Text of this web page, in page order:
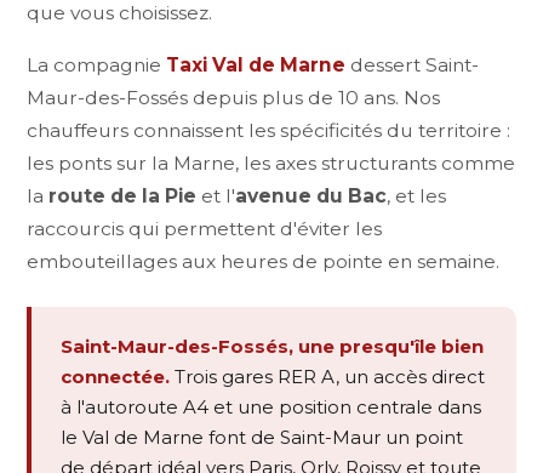
que vous choisissez.
La compagnie Taxi Val de Marne dessert Saint-
Maur-des-Fossés depuis plus de 10 ans. Nos
chauffeurs connaissent les spécificités du territoire :
les ponts sur la Marne, les axes structurants comme
la route de la Pie et l'avenue du Bac, et les
raccourcis qui permettent d'éviter les
embouteillages aux heures de pointe en semaine.
Saint-Maur-des-Fossés, une presqu'île bien
connectée. Trois gares RER A, un accès direct
à l'autoroute A4 et une position centrale dans
le Val de Marne font de Saint-Maur un point
de départ idéal vers Paris, Orly, Roissy et toute